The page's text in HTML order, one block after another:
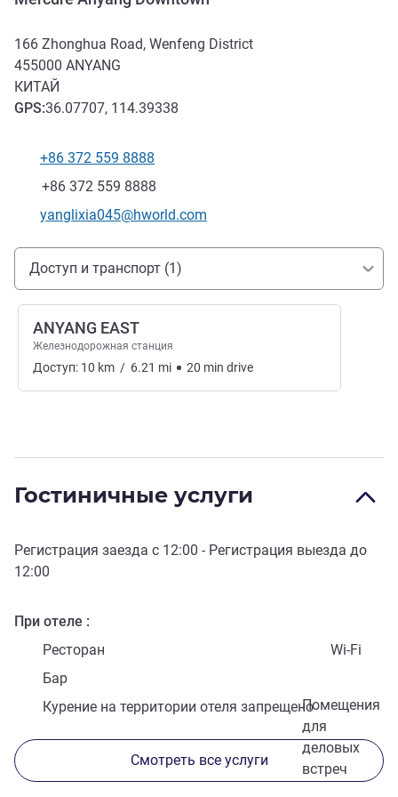
166 Zhonghua Road, Wenfeng District
455000 ANYANG
КИТАЙ
GPS:36.07707, 114.39338
Телефон
+86 372 559 8888
Факс
+86 372 559 8888
Контактный адрес электронной почты
yanglixia045@hworld.com
Доступ и транспорт
Доступ и транспорт (1)
ANYANG EAST
Железнодорожная станция
Доступ: 10 km / 6.21 mi 20 min drive
Гостиничные услуги
Регистрация заезда с 12:00 - Регистрация выезда до
12:00
При отеле
Ресторан
Wi-Fi
Бар
Помещения
для
деловых
встреч
Курение на территории отеля запрещено
Смотреть все услуги